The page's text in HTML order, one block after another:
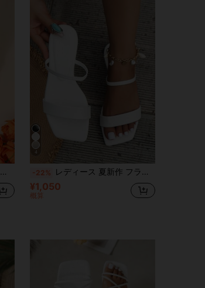
4
-22% レディース 夏新作 フラットサンダル ファッション スクエアトゥ オープントゥ 快適 ダブルストラップ ビーチ/アウトドア カジュアルスリッパ ホリデー シルバー ブラック
¥1,050
概算